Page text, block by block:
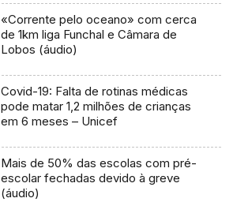
«Corrente pelo oceano» com cerca
de 1km liga Funchal e Câmara de
Lobos (áudio)
Covid-19: Falta de rotinas médicas
pode matar 1,2 milhões de crianças
em 6 meses – Unicef
Mais de 50% das escolas com pré-
escolar fechadas devido à greve
(áudio)